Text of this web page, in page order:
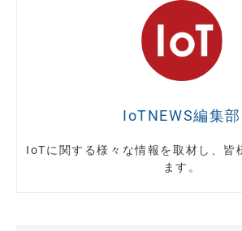
IoTNEWS編集部
IoTに関する様々な情報を取材し、皆
ます。